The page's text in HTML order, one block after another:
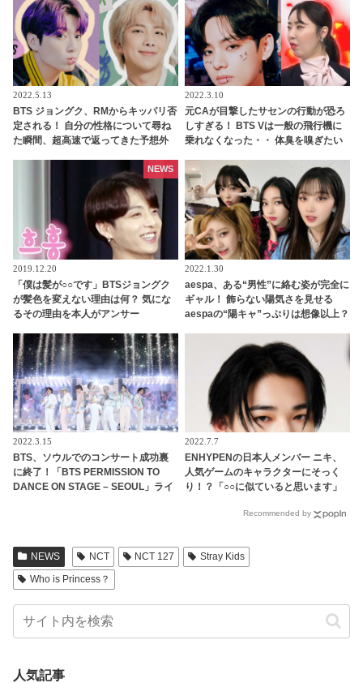
2022.5.13
BTS ジョングク、RMからキッパリ否
定される！ 自分の性格について尋ね
た瞬間、超高速で返ってきた予想外
かないジョングクのリアクションま
2022.3.10
元CAが目撃したサセンの行動が恐ろ
しすぎる！ BTS Vは一般の飛行機に
乗れなくなった・・ 体臭を嗅ぎたい
為も…！？ 呆れるほどの悪行の数々
にCAもウンザリ
2019.12.20
「僕は髪が○○です」BTSジョングク
が髪色を変えない理由は何？ 気にな
るその理由を本人がアンサー
NEWS
2022.1.30
aespa、ある“男性”に絡む姿が完全に
ギャル！ 飾らない陽気さを見せる
aespaの“陽キャ”っぷりは想像以上？
2022.3.15
BTS、ソウルでのコンサート成功裏
に終了！「BTS PERMISSION TO
DANCE ON STAGE – SEOUL」ライ
2022.7.7
ENHYPENの日本人メンバー ニキ、
人気ゲームのキャラクターにそっく
り！？「○○に似ていると思います」
にもそっくりな見た目にファン大爆
ｗｗ」
Recommended by
NEWS NCT NCT 127
Stray Kids
Who is Princess？
人気記事